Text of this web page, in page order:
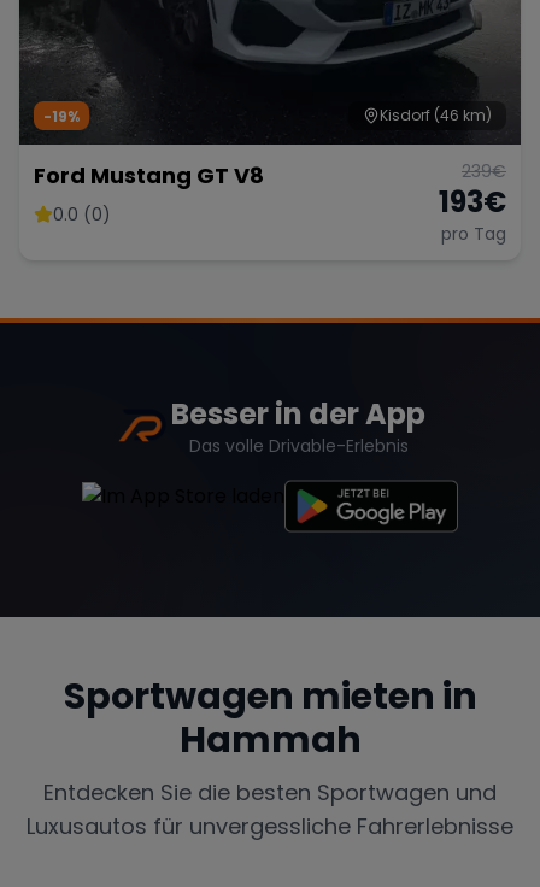
Kisdorf (46 km)
-19%
Ford Mustang GT V8
0.0 (0)
239€
193€
pro Tag
Besser in der App
Das volle Drivable-Erlebnis
Sportwagen mieten in
Hammah
Entdecken Sie die besten Sportwagen und
Luxusautos für unvergessliche Fahrerlebnisse